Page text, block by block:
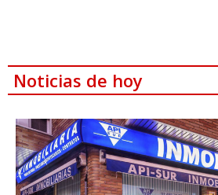
Noticias de hoy